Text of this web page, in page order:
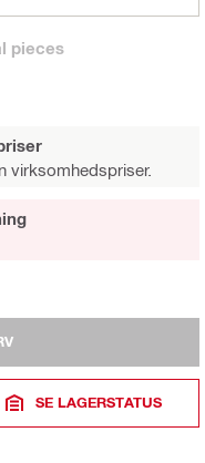
pieces
virksomhedspriser.
SE LAGERSTATUS